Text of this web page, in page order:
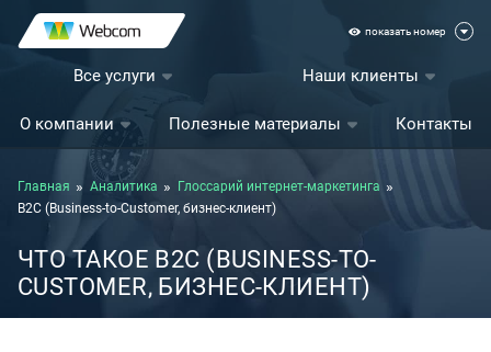
показать номер
Все услуги Наши клиенты
О компании Полезные материалы Контакты
Главная Аналитика
Глоссарий интернет-маркетинга
B2C (Business-to-Customer, бизнес-клиент)
ЧТО ТАКОЕ B2C (BUSINESS-TO-
CUSTOMER, БИЗНЕС-КЛИЕНТ)